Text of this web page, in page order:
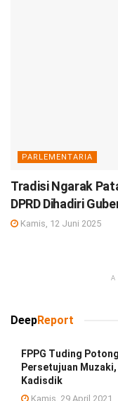
PARLEMENTARIA
Tradisi Ngarak
DPRD Dihadiri
Kamis, 12 Juni 2025
DeepReport
FPPG Tuding
Persetujuan Muzaki,
Kadisdik
Kamis, 29 April 2021